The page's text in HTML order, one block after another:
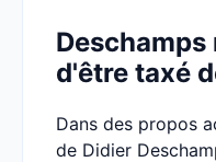
d'être taxé
Dans des propos
de Didier